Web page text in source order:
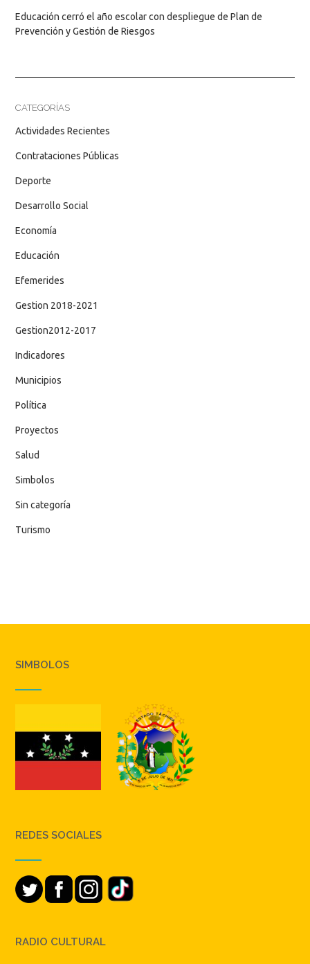
Educación cerró el año escolar con despliegue de Plan de
Prevención y Gestión de Riesgos
CATEGORÍAS
Actividades Recientes
Contrataciones Públicas
Deporte
Desarrollo Social
Economía
Educación
Efemerides
Gestion 2018-2021
Gestion2012-2017
Indicadores
Municipios
Política
Proyectos
Salud
Simbolos
Sin categoría
Turismo
SIMBOLOS
REDES SOCIALES
RADIO CULTURAL